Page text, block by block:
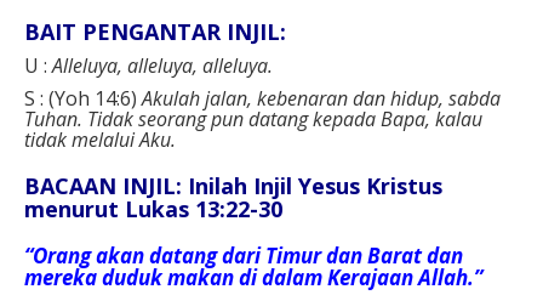
BAIT PENGANTAR INJIL:
U :Alleluya, alleluya, alleluya.
S : (Yoh 14:6)Akulah jalan, kebenaran dan hidup, sabda
Tuhan. Tidak seorang pun datang kepada Bapa, kalau
tidak melalui Aku.
BACAAN INJIL: Inilah Injil Yesus Kristus
menurut Lukas 13:22-30
“Orang akan datang dari Timur dan Barat dan
mereka duduk makan di dalam Kerajaan Allah.”